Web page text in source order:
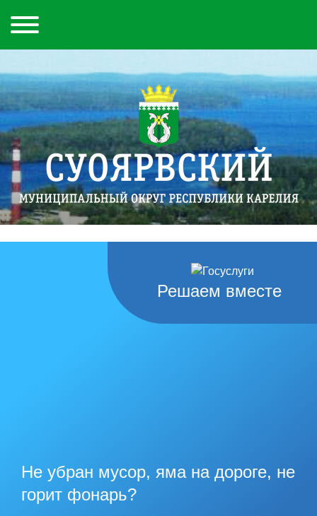
Решаем вместе
Не убран мусор, яма на дороге, не
горит фонарь?